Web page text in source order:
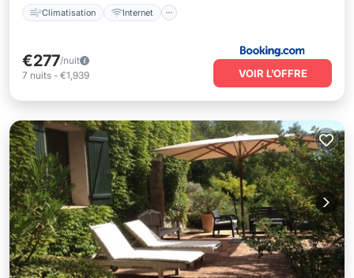
Climatisation Internet
€277/nuit
7 nuits - €1,939 VOIR L’OFFRE